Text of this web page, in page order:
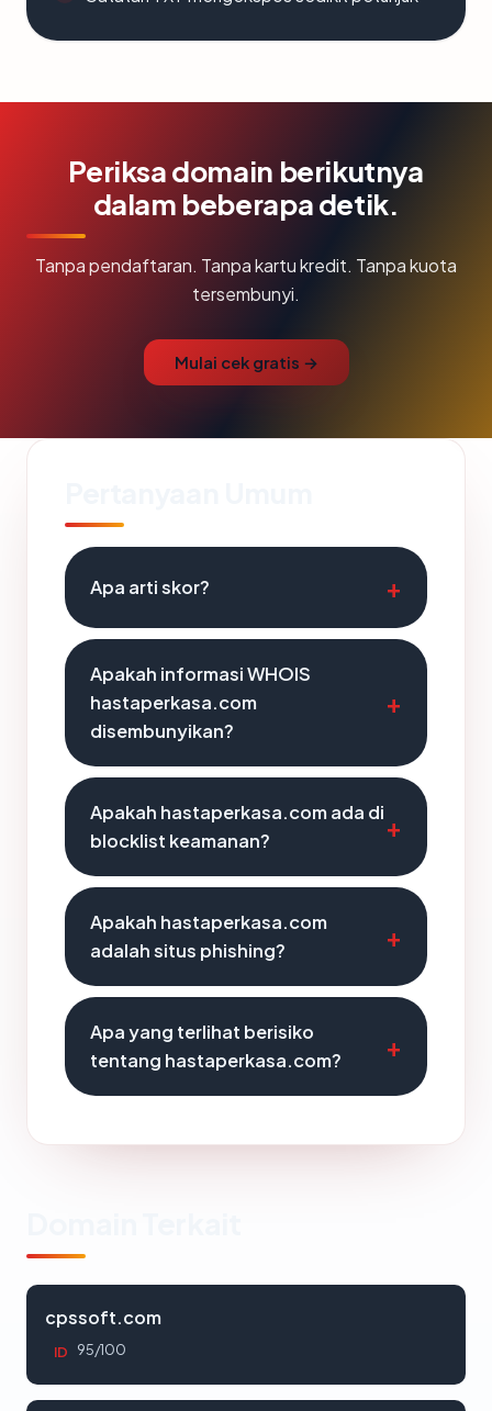
Periksa domain berikutnya
dalam beberapa detik.
Tanpa pendaftaran. Tanpa kartu kredit. Tanpa kuota
tersembunyi.
Mulai cek gratis →
Apa arti skor?
Apakah informasi WHOIS
hastaperkasa.com
disembunyikan?
Apakah hastaperkasa.com ada di
blocklist keamanan?
Apakah hastaperkasa.com
adalah situs phishing?
Apa yang terlihat berisiko
tentang hastaperkasa.com?
cpssoft.com
ID 95/100